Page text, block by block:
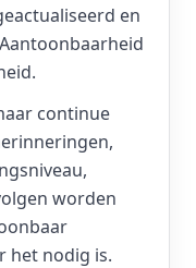
en
continue
worden
het nodig is.